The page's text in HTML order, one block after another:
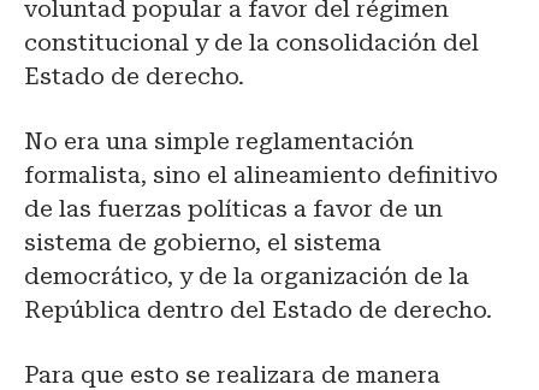
voluntad popular a favor del régimen
constitucional y de la consolidación del
Estado de derecho.
No era una simple reglamentación
formalista, sino el alineamiento definitivo
de las fuerzas políticas a favor de un
sistema de gobierno, el sistema
democrático, y de la organización de la
República dentro del Estado de derecho.
Para que esto se realizara de manera